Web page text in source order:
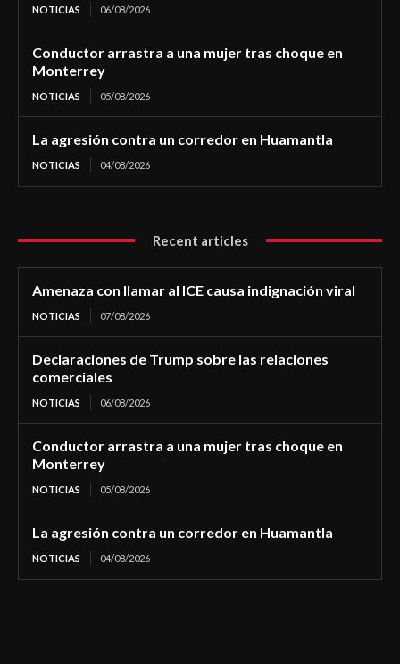
NOTICIAS 06/08/2026
Conductor arrastra a una mujer tras choque en
Monterrey
NOTICIAS 05/08/2026
La agresión contra un corredor en Huamantla
NOTICIAS 04/08/2026
Recent articles
Amenaza con llamar al ICE causa indignación viral
NOTICIAS 07/08/2026
Declaraciones de Trump sobre las relaciones
comerciales
NOTICIAS 06/08/2026
Conductor arrastra a una mujer tras choque en
Monterrey
NOTICIAS 05/08/2026
La agresión contra un corredor en Huamantla
NOTICIAS 04/08/2026